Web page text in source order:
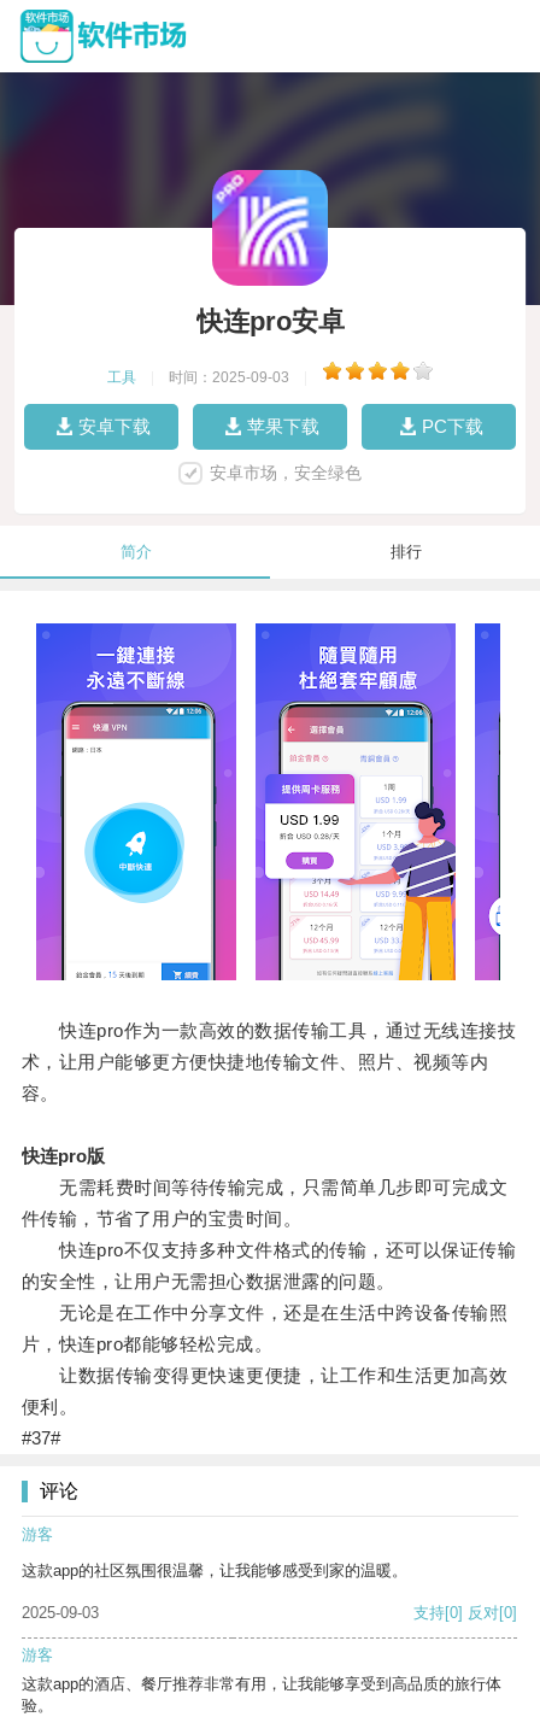
快连pro安卓
工具 时间：2025-09-03
安卓下载 苹果下载 PC下载
安卓市场，安全绿色
简介 排行
快连pro作为一款高效的数据传输工具，通过无线连接技
术，让用户能够更方便快捷地传输文件、照片、视频等内
容。
快连pro版
无需耗费时间等待传输完成，只需简单几步即可完成文
件传输，节省了用户的宝贵时间。
快连pro不仅支持多种文件格式的传输，还可以保证传输
的安全性，让用户无需担心数据泄露的问题。
无论是在工作中分享文件，还是在生活中跨设备传输照
片，快连pro都能够轻松完成。
让数据传输变得更快速更便捷，让工作和生活更加高效
便利。
#37#
评论
游客
这款app的社区氛围很温馨，让我能够感受到家的温暖。
2025-09-03 支持[0] 反对[0]
游客
这款app的酒店、餐厅推荐非常有用，让我能够享受到高品质的旅行体
验。